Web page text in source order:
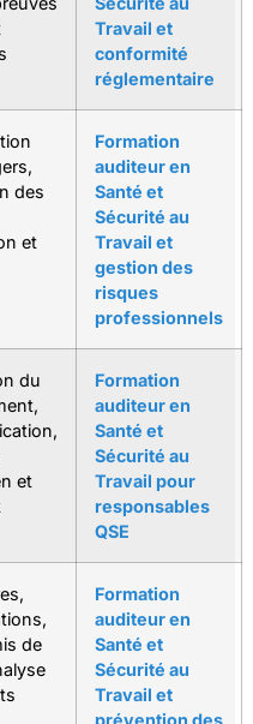
Travail et
conformité
réglementaire
des
et
Formation
auditeur en
Santé et
Sécurité au
Travail et
gestion des
risques
professionnels
du
et
Formation
auditeur en
Santé et
Sécurité au
Travail pour
responsables
QSE
de
Formation
auditeur en
Santé et
Sécurité au
Travail et
prévention des